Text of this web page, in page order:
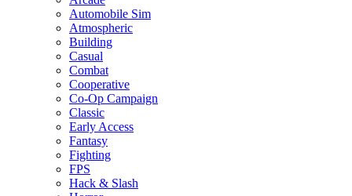
Automobile Sim
Atmospheric
Building
Casual
Combat
Cooperative
Co-Op Campaign
Classic
Early Access
Fantasy
Fighting
FPS
Hack & Slash